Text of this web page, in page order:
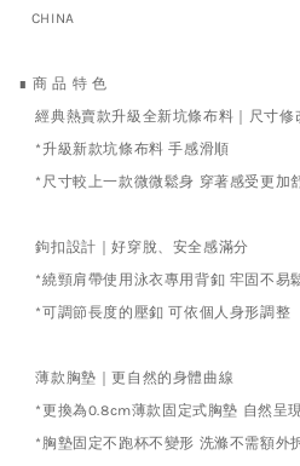
CHINA
∎ 商 品 特 色
經典熱賣款升級全新坑條布料｜尺寸修
*升級新款坑條布料 手感滑順
*尺寸較上一款微微鬆身 穿著感受更加
鉤扣設計｜好穿脫、安全感滿分
*繞頸肩帶使用泳衣專用背釦 牢固不易
*可調節長度的壓釦 可依個人身形調整
薄款胸墊｜更自然的身體曲線
*更換為0.8cm薄款固定式胸墊 自然呈
*胸墊固定不跑杯不變形 洗滌不需額外